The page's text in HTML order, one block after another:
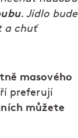
. Jídlo bude
a chuť
masového
preferují
můžete